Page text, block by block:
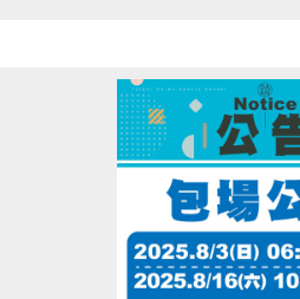
https://www.youtube.com/